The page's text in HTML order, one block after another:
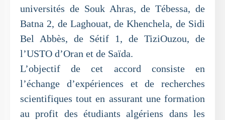
universités de Souk Ahras, de Tébessa, de
Batna 2, de Laghouat, de Khenchela, de Sidi
Bel Abbès, de Sétif 1, de TiziOuzou, de
l’USTO d’Oran et de Saïda.
L’objectif de cet accord consiste en
l’échange d’expériences et de recherches
scientifiques tout en assurant une formation
au profit des étudiants algériens dans les